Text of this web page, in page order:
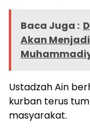
Baca Juga :
Akan
Ustadzah Ain
kurban terus
masyarakat.